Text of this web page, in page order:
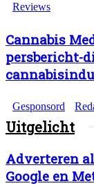
Reviews
Cannabis
persbericht-
Gesponsord
Uitgelicht
Adverteren
Google en